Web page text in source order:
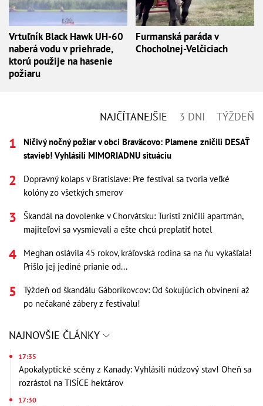
Vrtuľník Black Hawk UH-60
naberá vodu v priehrade,
ktorú použije na hasenie
požiaru
Furmanská paráda v
Chocholnej-Velčiciach
NAJČÍTANEJŠIE 3 DNI TÝŽDEŇ
Ničivý nočný požiar v obci Braväcovo: Plamene zničili DESAŤ
stavieb! Vyhlásili MIMORIADNU situáciu
Dopravný kolaps v Bratislave: Pre festival sa tvoria veľké
kolóny zo všetkých smerov
Škandál na dovolenke v Chorvátsku: Turisti zničili apartmán,
majiteľovi sa vysmievali a ešte chcú preplatiť hotel
Meghan oslávila 45 rokov, kráľovská rodina sa na ňu vykašľala!
Prišlo jej jediné prianie od...
Týždeň od škandálu Gáboríkovcov: Od šokujúcich obvinení až
po nečakané zábery z festivalu!
NAJNOVŠIE ČLÁNKY
17:35
Apokalyptické scény z Kanady: Vyhlásili núdzový stav! Oheň sa
rozrástol na TISÍCE hektárov
17:30